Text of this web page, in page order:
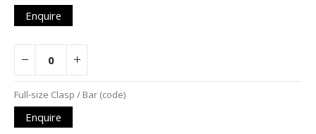
Enquire
Full-size Clasp / Bar (code)
Enquire